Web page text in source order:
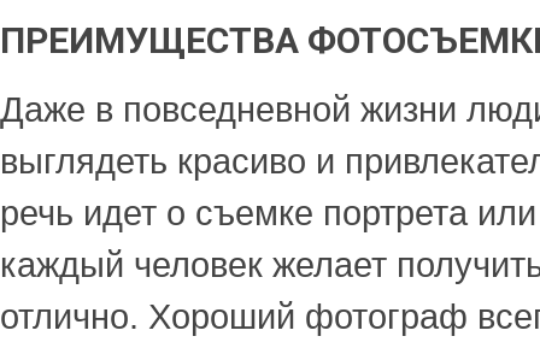
ПРЕИМУЩЕСТВА
Даже в повседневной жизни
выглядеть красиво и
речь идет о съемке портрета
каждый человек желает
отлично. Хороший фотограф